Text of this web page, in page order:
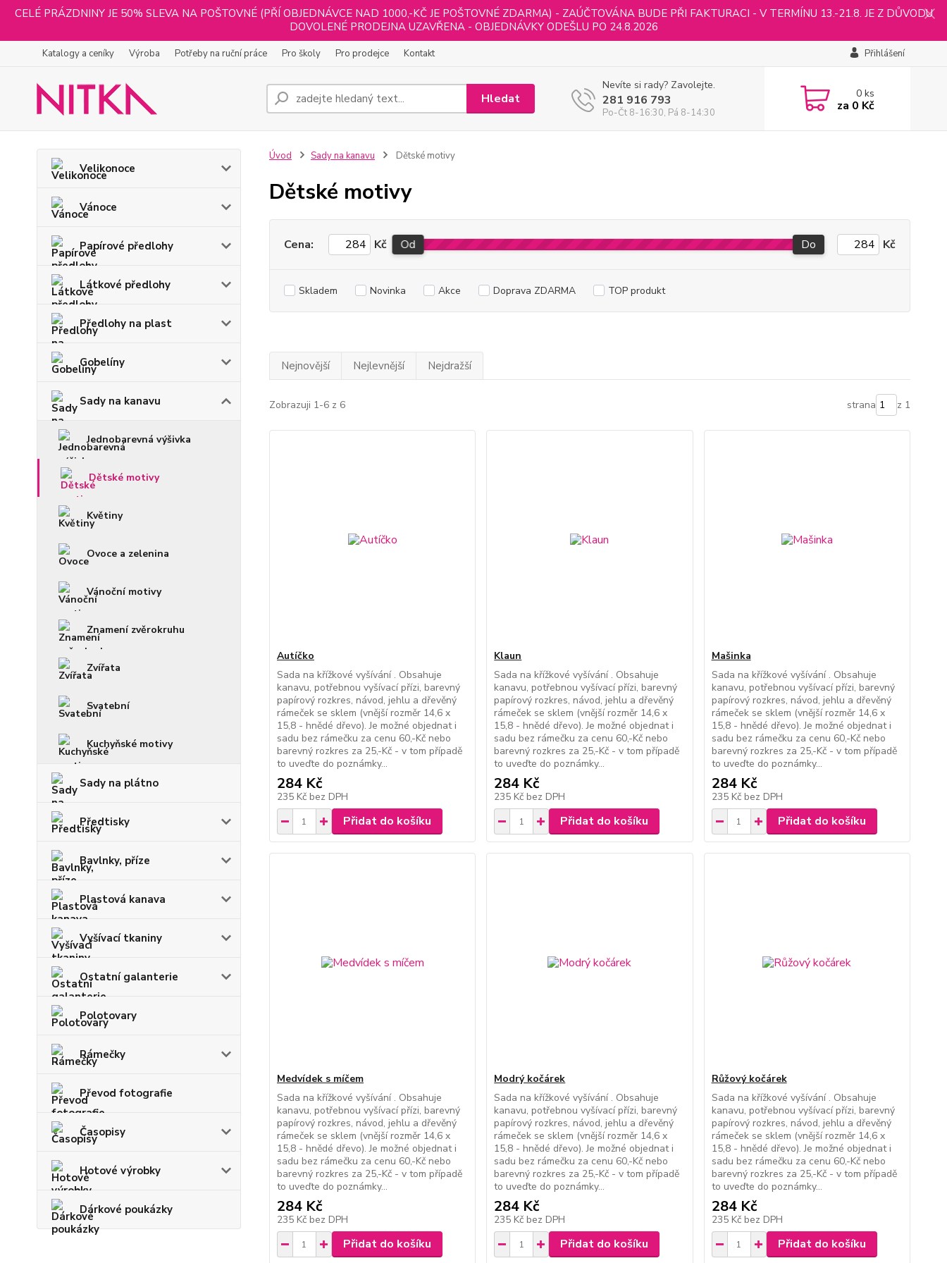
CELÉ PRÁZDNINY JE 50% SLEVA NA POŠTOVNÉ (PŘÍ OBJEDNÁVCE NAD 1000,-KČ JE POŠTOVNÉ ZDARMA) - ZAÚČTOVÁNA BUDE PŘI FAKTURACI - V TERMÍNU 13.-21.8. JE Z DŮVODU
DOVOLENÉ PRODEJNA UZAVŘENA - OBJEDNÁVKY ODEŠLU PO 24.8.2026
Katalogy a ceníky Výroba Potřeby na ruční práce Pro školy Pro prodejce Kontakt Přihlášení
Hledat
Nevíte si rady? Zavolejte.
281 916 793
Po-Čt 8-16:30, Pá 8-14:30
0ks
za 0 Kč
Velikonoce
Vánoce
Papírové předlohy
Látkové předlohy
Předlohy na plast
Gobelíny
Sady na kanavu
Jednobarevná výšivka
Dětské motivy
Květiny
Ovoce a zelenina
Vánoční motivy
Znamení zvěrokruhu
Zvířata
Svatební
Kuchyňské motivy
Sady na plátno
Předtisky
Bavlnky, příze
Plastová kanava
Vyšívací tkaniny
Ostatní galanterie
Polotovary
Rámečky
Převod fotografie
Časopisy
Hotové výrobky
Dárkové poukázky
Úvod Sady na kanavu Dětské motivy
Dětské motivy
Cena: Kč Od Do Kč
Skladem Novinka Akce Doprava ZDARMA TOP produkt
Nejnovější Nejlevnější Nejdražší
Zobrazuji 1-6 z 6 strana z 1
Autíčko
Sada na křížkové vyšívání . Obsahuje
kanavu, potřebnou vyšívací přízi, barevný
papírový rozkres, návod, jehlu a dřevěný
rámeček se sklem (vnější rozměr 14,6 x
15,8 - hnědé dřevo). Je možné objednat i
sadu bez rámečku za cenu 60,-Kč nebo
barevný rozkres za 25,-Kč - v tom případě
to uveďte do poznámky...
284 Kč
235 Kč bez DPH
Přidat do košíku
Klaun
Sada na křížkové vyšívání . Obsahuje
kanavu, potřebnou vyšívací přízi, barevný
papírový rozkres, návod, jehlu a dřevěný
rámeček se sklem (vnější rozměr 14,6 x
15,8 - hnědé dřevo). Je možné objednat i
sadu bez rámečku za cenu 60,-Kč nebo
barevný rozkres za 25,-Kč - v tom případě
to uveďte do poznámky...
284 Kč
235 Kč bez DPH
Přidat do košíku
Mašinka
Sada na křížkové vyšívání . Obsahuje
kanavu, potřebnou vyšívací přízi, barevný
papírový rozkres, návod, jehlu a dřevěný
rámeček se sklem (vnější rozměr 14,6 x
15,8 - hnědé dřevo). Je možné objednat i
sadu bez rámečku za cenu 60,-Kč nebo
barevný rozkres za 25,-Kč - v tom případě
to uveďte do poznámky...
284 Kč
235 Kč bez DPH
Přidat do košíku
Medvídek s míčem
Sada na křížkové vyšívání . Obsahuje
kanavu, potřebnou vyšívací přízi, barevný
papírový rozkres, návod, jehlu a dřevěný
rámeček se sklem (vnější rozměr 14,6 x
15,8 - hnědé dřevo). Je možné objednat i
sadu bez rámečku za cenu 60,-Kč nebo
barevný rozkres za 25,-Kč - v tom případě
to uveďte do poznámky...
284 Kč
235 Kč bez DPH
Přidat do košíku
Modrý kočárek
Sada na křížkové vyšívání . Obsahuje
kanavu, potřebnou vyšívací přízi, barevný
papírový rozkres, návod, jehlu a dřevěný
rámeček se sklem (vnější rozměr 14,6 x
15,8 - hnědé dřevo). Je možné objednat i
sadu bez rámečku za cenu 60,-Kč nebo
barevný rozkres za 25,-Kč - v tom případě
to uveďte do poznámky...
284 Kč
235 Kč bez DPH
Přidat do košíku
Růžový kočárek
Sada na křížkové vyšívání . Obsahuje
kanavu, potřebnou vyšívací přízi, barevný
papírový rozkres, návod, jehlu a dřevěný
rámeček se sklem (vnější rozměr 14,6 x
15,8 - hnědé dřevo). Je možné objednat i
sadu bez rámečku za cenu 60,-Kč nebo
barevný rozkres za 25,-Kč - v tom případě
to uveďte do poznámky...
284 Kč
235 Kč bez DPH
Přidat do košíku